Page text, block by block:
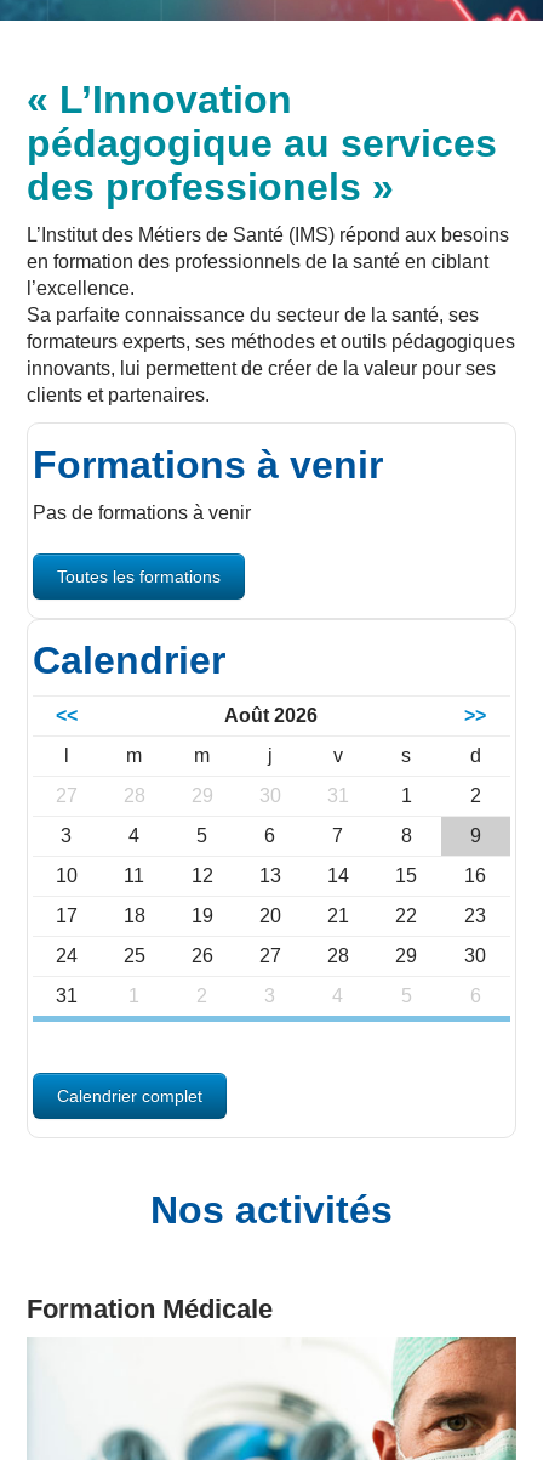
« L’Innovation
pédagogique au services
des professionels »
L’Institut des Métiers de Santé (IMS) répond aux besoins
en formation des professionnels de la santé en ciblant
l’excellence.
Sa parfaite connaissance du secteur de la santé, ses
formateurs experts, ses méthodes et outils pédagogiques
innovants, lui permettent de créer de la valeur pour ses
clients et partenaires.
Formations à venir
Pas de formations à venir
Toutes les formations
Calendrier
<< Août 2026
>>
m m j v s
d
27
28 29 30 31 1
2
3
4 5 6 7 8
9
10
11 12 13 14 15
16
17
18 19 20 21 22
23
24
25 26 27 28 29
30
31
1 2 3 4 5 6
Calendrier complet
Nos activités
Formation Médicale